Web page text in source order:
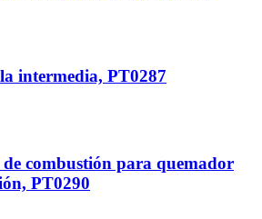
intermedia, PT0287
combustión para quemador
PT0290